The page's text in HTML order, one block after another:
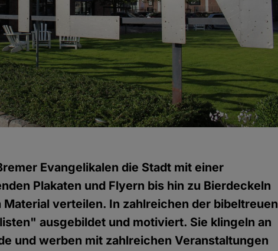
Evangelikalen die Stadt mit einer
Plakaten und Flyern bis hin zu Bierdeckeln
verteilen. In zahlreichen der bibeltreuen
ausgebildet und motiviert. Sie klingeln an
und werben mit zahlreichen Veranstaltungen